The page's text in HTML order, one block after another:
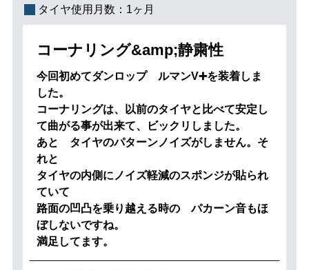
タイヤ使用月数： 1ヶ月
コーナリング&amp;静粛性
今回初めてダンロップ ルマンV➕を装着しま
した。
コーナリングは、以前のタイヤと比べて安定し
て曲がる事が出来て、ビックリしました。
あと タイヤのパターンノイズがしません。そ
れと
タイヤの内側にノイズ軽減のスポンジが貼られ
ていて
路面の凹凸を乗り越える時の パカーン音もほ
ぼしないですね。
満足してます。